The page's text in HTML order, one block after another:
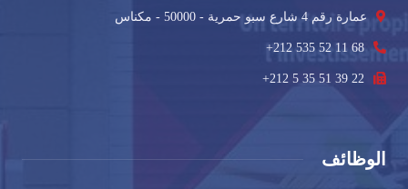
عمارة رقم 4 شارع سبو حمرية - 50000 - مكناس
+212 535 52 11 68
+212 5 35 51 39 22
الوظائف